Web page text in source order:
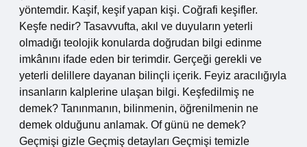
yöntemdir. Kaşif, keşif yapan kişi. Coğrafi keşifler.
Keşfe nedir? Tasavvufta, akıl ve duyuların yeterli
olmadığı teolojik konularda doğrudan bilgi edinme
imkânını ifade eden bir terimdir. Gerçeği gerekli ve
yeterli delillere dayanan bilinçli içerik. Feyiz aracılığıyla
insanların kalplerine ulaşan bilgi. Keşfedilmiş ne
demek? Tanınmanın, bilinmenin, öğrenilmenin ne
demek olduğunu anlamak. Of günü ne demek?
Geçmişi gizle Geçmiş detayları Geçmişi temizle